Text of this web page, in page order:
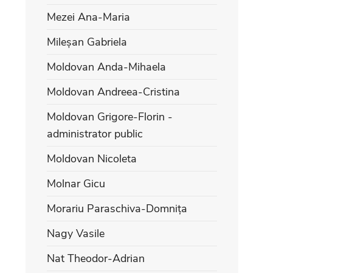
Mezei Ana-Maria
Mileșan Gabriela
Moldovan Anda-Mihaela
Moldovan Andreea-Cristina
Moldovan Grigore-Florin -
administrator public
Moldovan Nicoleta
Molnar Gicu
Morariu Paraschiva-Domnița
Nagy Vasile
Nat Theodor-Adrian